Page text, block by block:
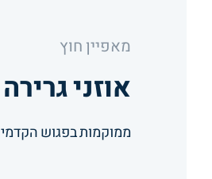
מאפיין חוץ
אוזני גרירה
ממוקמות בפגוש הקדמי